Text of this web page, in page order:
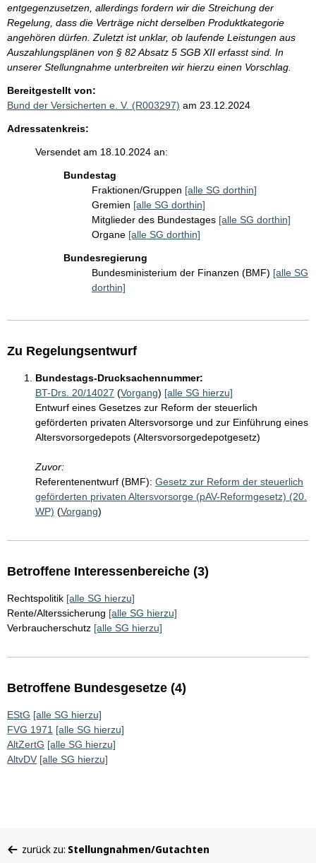
entgegenzusetzen, allerdings fordern wir die Streichung der
Regelung, dass die Verträge nicht derselben Produktkategorie
angehören dürfen. Zuletzt ist unklar, ob laufende Leistungen aus
Auszahlungsplänen von § 82 Absatz 5 SGB XII erfasst sind. In
unserer Stellungnahme unterbreiten wir hierzu einen Vorschlag.
Bereitgestellt von:
Bund der Versicherten e. V. (R003297) am 23.12.2024
Adressatenkreis:
Versendet am 18.10.2024 an:
Bundestag
Fraktionen/Gruppen [alle SG dorthin]
Gremien [alle SG dorthin]
Mitglieder des Bundestages [alle SG dorthin]
Organe [alle SG dorthin]
Bundesregierung
Bundesministerium der Finanzen (BMF) [alle SG
dorthin]
Zu Regelungsentwurf
Bundestags-Drucksachennummer:
BT-Drs. 20/14027 (Vorgang) [alle SG hierzu]
Entwurf eines Gesetzes zur Reform der steuerlich
geförderten privaten Altersvorsorge und zur Einführung eines
Altersvorsorgedepots (Altersvorsorgedepotgesetz)
Zuvor:
Referentenentwurf (BMF): Gesetz zur Reform der steuerlich
geförderten privaten Altersvorsorge (pAV-Reformgesetz) (20.
WP) (Vorgang)
Betroffene Interessenbereiche (3)
Rechtspolitik [alle SG hierzu]
Rente/Alterssicherung [alle SG hierzu]
Verbraucherschutz [alle SG hierzu]
Betroffene Bundesgesetze (4)
EStG [alle SG hierzu]
FVG 1971 [alle SG hierzu]
AltZertG [alle SG hierzu]
AltvDV [alle SG hierzu]
befinden
zurück zu: Stellungnahmen/Gutachten